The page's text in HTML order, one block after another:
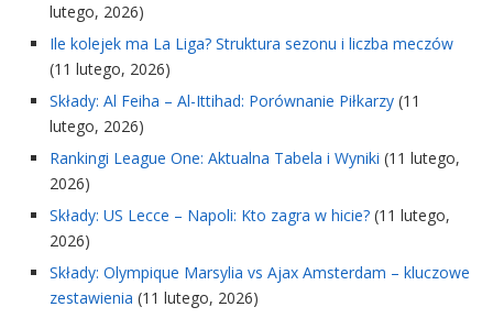
lutego, 2026)
Ile kolejek ma La Liga? Struktura sezonu i liczba meczów
(11 lutego, 2026)
Składy: Al Feiha – Al-Ittihad: Porównanie Piłkarzy (11
lutego, 2026)
Rankingi League One: Aktualna Tabela i Wyniki (11 lutego,
2026)
Składy: US Lecce – Napoli: Kto zagra w hicie? (11 lutego,
2026)
Składy: Olympique Marsylia vs Ajax Amsterdam – kluczowe
zestawienia (11 lutego, 2026)